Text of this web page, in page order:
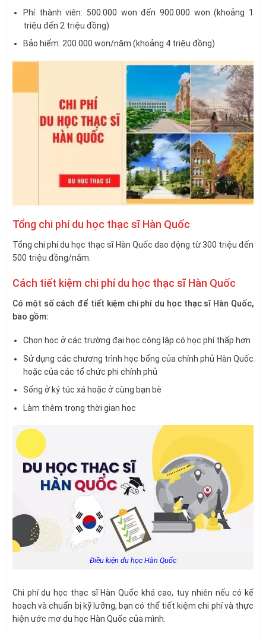
Phí thành viên: 500.000 won đến 900.000 won (khoảng 1
triệu đến 2 triệu đồng)
Bảo hiểm: 200.000 won/năm (khoảng 4 triệu đồng)
Tổng chi phí du học thạc sĩ Hàn Quốc
Tổng chi phí du học thạc sĩ Hàn Quốc dao động từ 300 triệu đến
500 triệu đồng/năm.
Cách tiết kiệm chi phí du học thạc sĩ Hàn Quốc
Có một số cách để tiết kiệm chi phí du học thạc sĩ Hàn Quốc,
bao gồm:
Chọn học ở các trường đại học công lập có học phí thấp hơn
Sử dụng các chương trình học bổng của chính phủ Hàn Quốc
hoặc của các tổ chức phi chính phủ
Sống ở ký túc xá hoặc ở cùng bạn bè
Làm thêm trong thời gian học
Điều kiện du học Hàn Quốc
Chi phí du học thạc sĩ Hàn Quốc khá cao, tuy nhiên nếu có kế
hoạch và chuẩn bị kỹ lưỡng, bạn có thể tiết kiệm chi phí và thực
hiện ước mơ du học Hàn Quốc của mình.